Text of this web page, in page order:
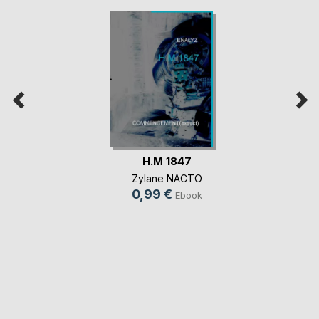
H.M 1847
Zylane NACTO
0,99 € Ebook